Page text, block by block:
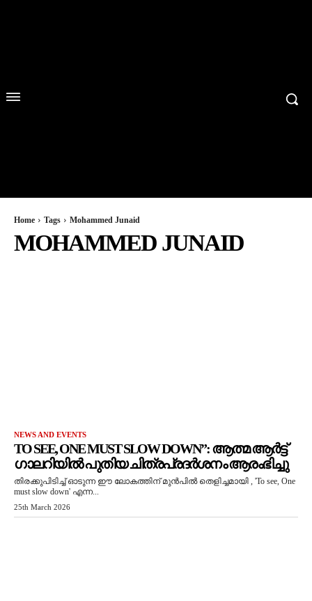
Home Tags Mohammed Junaid
MOHAMMED JUNAID
NEWS AND EVENTS
TO SEE, ONE MUST SLOW DOWN”: ആത്മ ആർട്ട്
ഗാലറിയിൽ പുതിയ ചിത്രപ്രദർശനം ആരംഭിച്ചു
തിരക്കുപിടിച്ച് ഓടുന്ന ഈ ലോകത്തിന് മുൻപിൽ തെളിച്ചമായി , 'To see, One
must slow down' എന്ന...
25th March 2026